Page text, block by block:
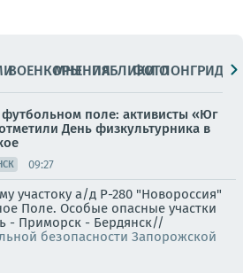
ВОЕНКОРЫМНЕНИЯПАБЛИКИ
ФОТОЛОНГРИДЫ
футбольном поле: активисты «Юг
День физкультурника в
09:27
участоку а/д Р-280 "Новороссия"
Поле. Особые опасные участки
- Приморск - Бердянск//
безопасности Запорожской